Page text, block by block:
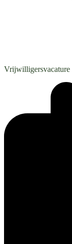
Vrijwilligersvacature